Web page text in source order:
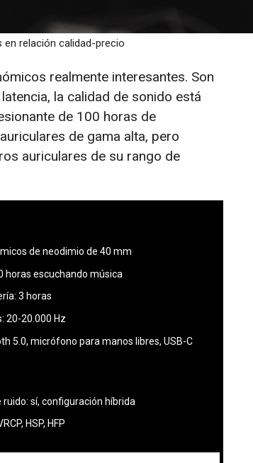
en relación calidad-precio
realmente interesantes. Son
la calidad de sonido está
de 100 horas de
de gama alta, pero
auriculares de su rango de
de neodimio de 40 mm
horas escuchando música
3 horas
20-20.000 Hz
5.0, micrófono para manos libres, USB-C
ruido: sí, configuración híbrida
HSP, HFP